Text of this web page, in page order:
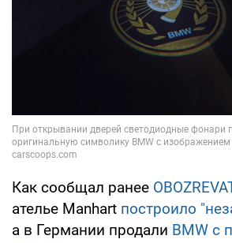
Как сообщал ранее
ателье Manhart построило
а в Германии продали BMW с